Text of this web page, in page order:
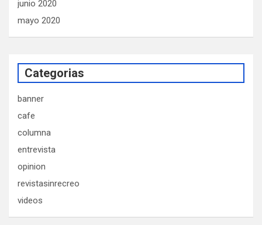
junio 2020
mayo 2020
Categorias
banner
cafe
columna
entrevista
opinion
revistasinrecreo
videos